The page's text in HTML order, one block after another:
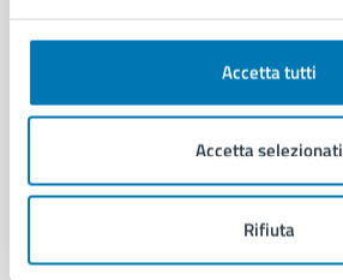
Accetta tutti
Accetta selezionati
Rifiuta
Organi di governo
Enti e fondazioni
Personale amministrativo
Intranet, posta aziendale e protocollo